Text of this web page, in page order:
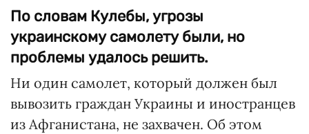
По словам Кулебы, угрозы
украинскому самолету были, но
проблемы удалось решить.
Ни один самолет, который должен был
вывозить граждан Украины и иностранцев
из Афганистана, не захвачен. Об этом